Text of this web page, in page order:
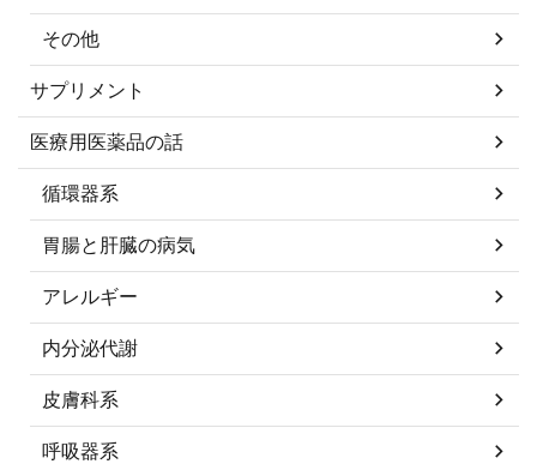
その他
サプリメント
医療用医薬品の話
循環器系
胃腸と肝臓の病気
アレルギー
内分泌代謝
皮膚科系
呼吸器系